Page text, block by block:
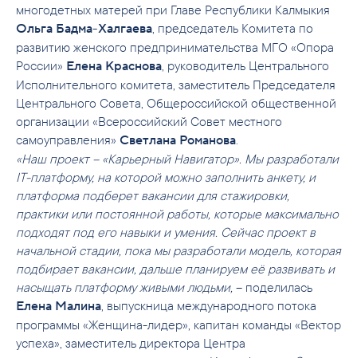
многодетных матерей при Главе Республики Калмыкия
Ольга Бадма-Халгаева , председатель Комитета по
развитию женского предпринимательства МГО «Опора
России» Елена Краснова , руководитель Центрального
Исполнительного комитета, заместитель Председателя
Центрального Совета, Общероссийской общественной
организации «Всероссийский Совет местного
самоуправления» Светлана Романова
«Наш проект – «Карьерный Навигатор». Мы разработали
IT-платформу, на которой можно заполнить анкету, и
платформа подберет вакансии для стажировки,
практики или постоянной работы, которые максимально
подходят под его навыки и умения. Сейчас проект в
начальной стадии, пока мы разработали модель, которая
подбирает вакансии, дальше планируем её развивать и
насыщать платформу живыми людьми, – поделилась
Елена Малина , выпускница международного потока
программы «Женщина-лидер», капитан команды «Вектор
успеха», заместитель директора Центра